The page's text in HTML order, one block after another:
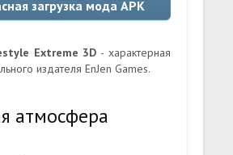
загрузка мода APK
Extreme 3D - характерная
издателя EnJen Games.
атмосфера